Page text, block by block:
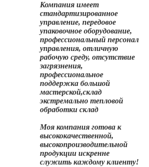
Компания имеет
стандартизированное
управление, передовое
упаковочное оборудование,
профессиональный персонал
управления, отличную
рабочую среду, отсутствие
загрязнения,
профессиональное
поддержка большой
мастерской,склад
экстремально тепловой
обработки склад
Моя компания готова к
высококачественной,
высокопроизводительной
продукции искренне
служить каждому клиенту!